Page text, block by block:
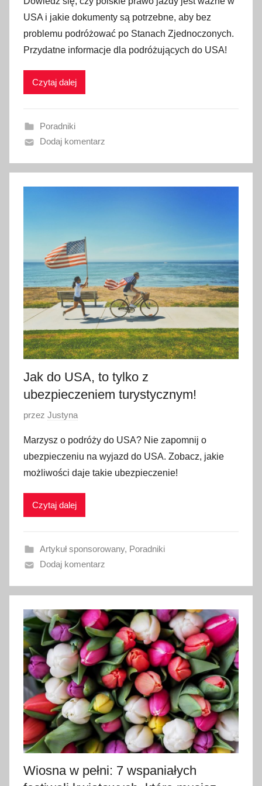
u
b
l
i
w
n
o
5
k
n
i
a
2
0
2
4
USA i jakie dokumenty są potrzebne, aby bez
problemu podróżować po Stanach Zjednoczonych.
Przydatne informacje dla podróżujących do USA!
Czytaj dalej
Poradniki
Dodaj komentarz
Jak do USA, to tylko z
ubezpieczeniem turystycznym!
O
u
b
l
i
a
n
2
4
k
w
i
e
t
n
i
2
0
przez Justyna
Marzysz o podróży do USA? Nie zapomnij o
ubezpieczeniu na wyjazd do USA. Zobacz, jakie
możliwości daje takie ubezpieczenie!
Czytaj dalej
Artykuł sponsorowany, Poradniki
Dodaj komentarz
Wiosna w pełni: 7 wspaniałych